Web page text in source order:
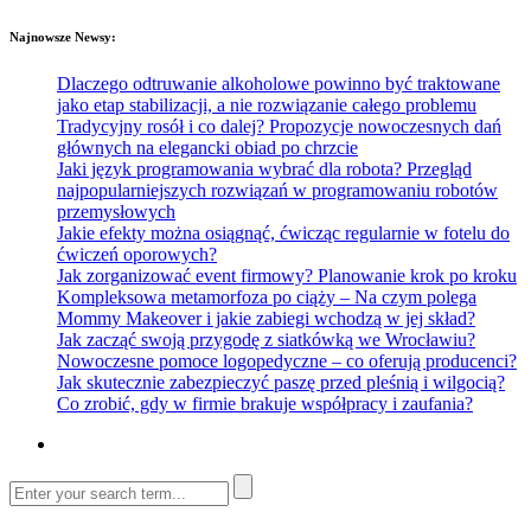
Najnowsze Newsy:
Dlaczego odtruwanie alkoholowe powinno być traktowane
jako etap stabilizacji, a nie rozwiązanie całego problemu
Tradycyjny rosół i co dalej? Propozycje nowoczesnych dań
głównych na elegancki obiad po chrzcie
Jaki język programowania wybrać dla robota? Przegląd
najpopularniejszych rozwiązań w programowaniu robotów
przemysłowych
Jakie efekty można osiągnąć, ćwicząc regularnie w fotelu do
ćwiczeń oporowych?
Jak zorganizować event firmowy? Planowanie krok po kroku
Kompleksowa metamorfoza po ciąży – Na czym polega
Mommy Makeover i jakie zabiegi wchodzą w jej skład?
Jak zacząć swoją przygodę z siatkówką we Wrocławiu?
Nowoczesne pomoce logopedyczne – co oferują producenci?
Jak skutecznie zabezpieczyć paszę przed pleśnią i wilgocią?
Co zrobić, gdy w firmie brakuje współpracy i zaufania?